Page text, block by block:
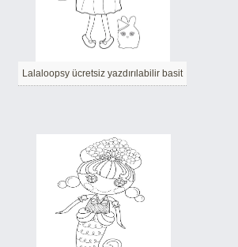
Lalaloopsy ücretsiz yazdırılabilir basit